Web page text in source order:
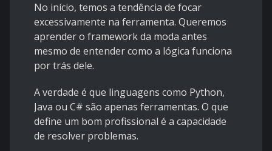
No início, temos a tendência de focar
excessivamente na ferramenta. Queremos
aprender o framework da moda antes
mesmo de entender como a lógica funciona
por trás dele.
A verdade é que linguagens como Python,
Java ou C# são apenas ferramentas. O que
define um bom profissional é a capacidade
de resolver problemas.